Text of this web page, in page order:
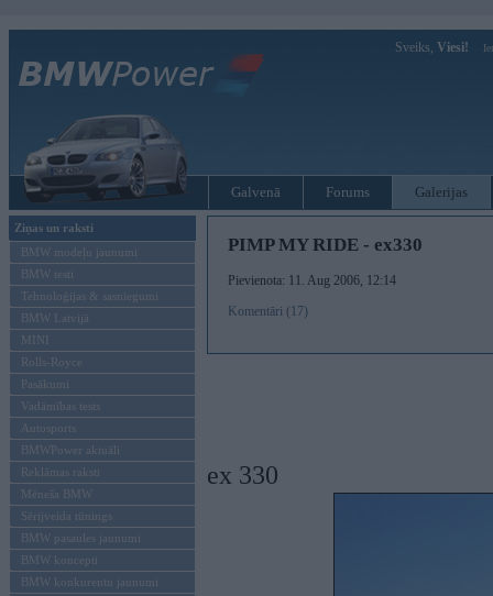
Sveiks, Viesi!
Galvenā Forums Galerijas
Ziņas un raksti
BMW modeļu jaunumi
BMW testi
Tehnoloģijas & sasniegumi
BMW Latvijā
MINI
Rolls-Royce
Pasākumi
Vadāmības tests
Autosports
BMWPower aktuāli
Reklāmas raksti
Mēneša BMW
Sērijveida tūnings
BMW pasaules jaunumi
BMW koncepti
BMW konkurentu jaunumi
PIMP MY RIDE - ex330
Pievienota: 11. Aug 2006, 12:14
Komentāri (17)
ex 330